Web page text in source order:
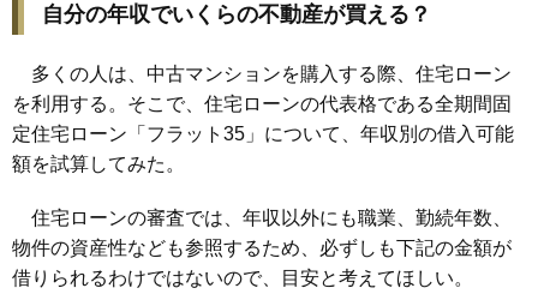
自分の年収でいくらの不動産が買える？
多くの人は、中古マンションを購入する際、住宅ローン
を利用する。そこで、住宅ローンの代表格である全期間固
定住宅ローン「フラット35」について、年収別の借入可能
額を試算してみた。
住宅ローンの審査では、年収以外にも職業、勤続年数、
物件の資産性なども参照するため、必ずしも下記の金額が
借りられるわけではないので、目安と考えてほしい。